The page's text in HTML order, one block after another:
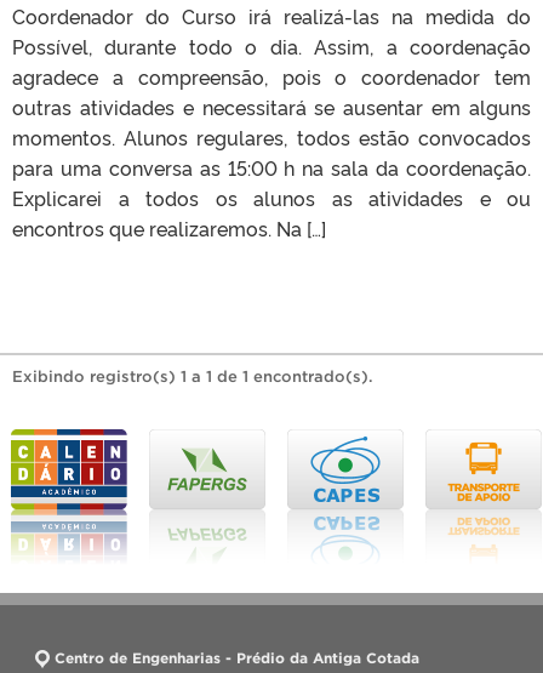
Coordenador do Curso irá realizá-las na medida do
Possível, durante todo o dia. Assim, a coordenação
agradece a compreensão, pois o coordenador tem
outras atividades e necessitará se ausentar em alguns
momentos. Alunos regulares, todos estão convocados
para uma conversa as 15:00 h na sala da coordenação.
Explicarei a todos os alunos as atividades e ou
encontros que realizaremos. Na […]
Exibindo registro(s) 1 a 1 de 1 encontrado(s).
Centro de Engenharias - Prédio da Antiga Cotada